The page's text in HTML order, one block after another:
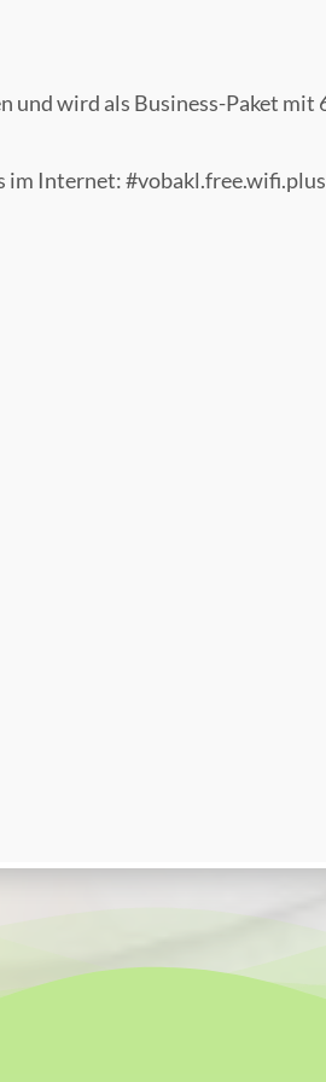
und wird als Business-Paket mit
Internet: #vobakl.free.wifi.plus